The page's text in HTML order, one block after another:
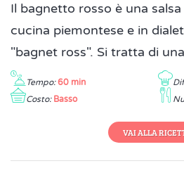
Il bagnetto rosso è una
cucina piemontese e in
"bagnet ross". Si tratta di
Tempo: 60 min
Costo: Basso
VAI ALLA